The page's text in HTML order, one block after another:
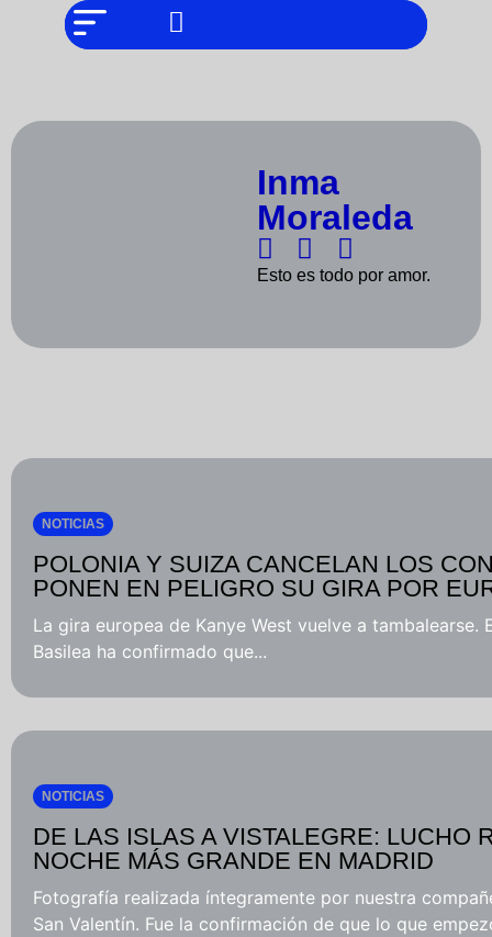
Cultura
series
Mes
PERO IGUAL
Inma
Moraleda
Esto es todo por amor.
NOTICIAS
POLONIA Y SUIZA CANCELAN LOS
PONEN EN PELIGRO SU GIRA POR
La gira europea de Kanye West vuelve a
Basilea ha confirmado que...
NOTICIAS
DE LAS ISLAS A VISTALEGRE: LUCHO
NOCHE MÁS GRANDE EN MADRID
Fotografía realizada íntegramente por nuestra
San Valentín. Fue la confirmación de que lo que